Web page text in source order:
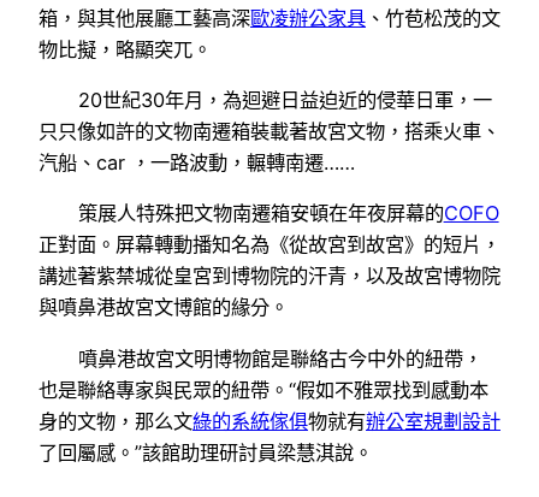
箱，與其他展廳工藝高深歐凌辦公家具 、竹苞松茂的文
物比擬，略顯突兀。
20世紀30年月，為迴避日益迫近的侵華日軍，一
只只像如許的文物南遷箱裝載著故宮文物，搭乘火車、
汽船、car ，一路波動，輾轉南遷……
策展人特殊把文物南遷箱安頓在年夜屏幕的COFO
正對面。屏幕轉動播知名為《從故宮到故宮》的短片，
講述著紫禁城從皇宮到博物院的汗青，以及故宮博物院
與噴鼻港故宮文博館的緣分。
噴鼻港故宮文明博物館是聯絡古今中外的紐帶，
也是聯絡專家與民眾的紐帶。“假如不雅眾找到感動本
身的文物，那么文綠的系統傢俱物就有辦公室規劃設計
了回屬感。”該館助理研討員梁慧淇說。